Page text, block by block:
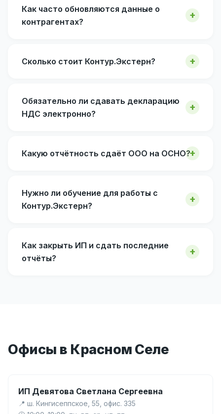
Как часто обновляются данные о
контрагентах?
Сколько стоит Контур.Экстерн?
Обязательно ли сдавать декларацию
НДС электронно?
Какую отчётность сдаёт ООО на ОСНО?
Нужно ли обучение для работы с
Контур.Экстерн?
Как закрыть ИП и сдать последние
отчёты?
Офисы в Красном Селе
ИП Девятова Светлана Сергеевна
📍 ш. Кингисеппское, 55, офис. 335